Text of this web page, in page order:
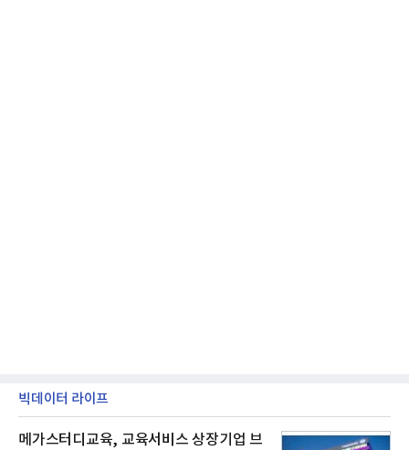
빅데이터 라이프
메가스터디교육, 교육서비스 상장기업 브